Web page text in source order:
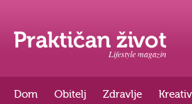
Lifestyle magazin
Dom Obitelj Zdravlje